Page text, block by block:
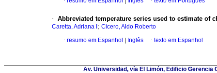
· Abbreviated temperature series used to estimate of
Caretta, Adriana I ; Cicero, Aldo Roberto
· resumo em Espanhol Inglês · texto em Espanhol
Av. Universidad, vía El Limón, Edificio Gerencia